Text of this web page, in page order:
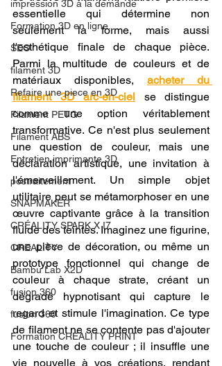
impression 3D à la demande
Formation 3D en ligne.
SEO
filament 3D
Refaire une piece en 3D
Filament PETG
Filament ABS
Entretien imprimante 3D
postraitement
SNAPMAKER
CRÉALITY SPARK X I7
CREALITY
Bambu Lab X2D
fusion 360
fusion 360
Formation CREALITY PRINT
essentielle qui détermine non
seulement la forme, mais aussi
l'esthétique finale de chaque pièce.
Parmi la multitude de couleurs et de
matériaux disponibles, acheter du
filament 3D arc-en-ciel se distingue
comme une option véritablement
transformative. Ce n'est plus seulement
une question de couleur, mais une
déclaration artistique, une invitation à
l'émerveillement. Un simple objet
utilitaire peut se métamorphoser en une
œuvre captivante grâce à la transition
fluide des teintes. Imaginez une figurine,
une pièce de décoration, ou même un
prototype fonctionnel qui change de
couleur à chaque strate, créant un
dégradé hypnotisant qui capture le
regard et stimule l'imagination. Ce type
de filament ne se contente pas d'ajouter
une touche de couleur ; il insuffle une
vie nouvelle à vos créations, rendant